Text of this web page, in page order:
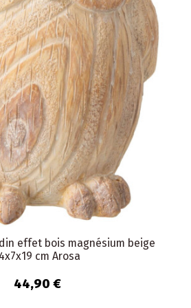
effet bois magnésium beige
cm Arosa
44,90 €